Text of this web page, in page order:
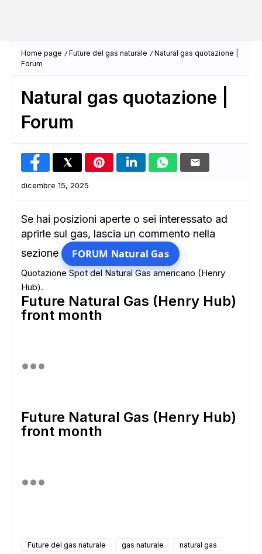
Home page Future del gas naturale
Natural gas quotazione |
Forum
Natural gas quotazione |
Forum
dicembre 15, 2025
Se hai posizioni aperte o sei interessato ad
aprirle sul gas, lascia un commento nella
sezione
FORUM Natural Gas
Quotazione Spot del Natural Gas americano (Henry
Hub).
Future Natural Gas (Henry Hub)
front month
Future Natural Gas (Henry Hub)
front month
Future del gas naturale gas naturale
natural gas